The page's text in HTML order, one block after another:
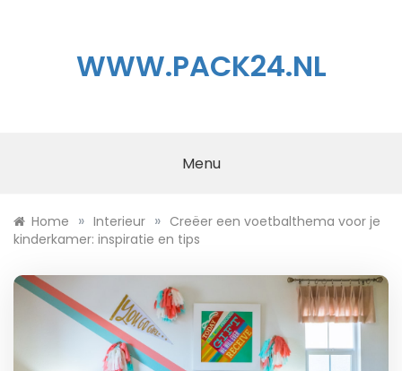
WWW.PACK24.NL
Menu
Home » Interieur » Creëer een voetbalthema voor je
kinderkamer: inspiratie en tips